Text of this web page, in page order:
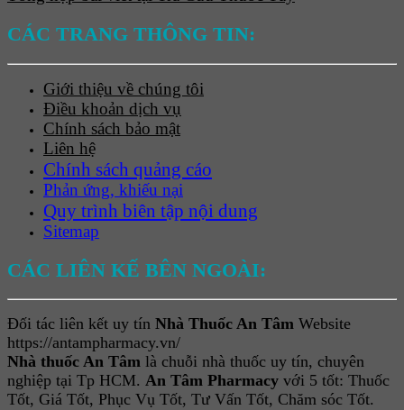
CÁC TRANG THÔNG TIN:
Giới thiệu về chúng tôi
Điều khoản dịch vụ
Chính sách bảo mật
Liên hệ
Chính sách quảng cáo
Phản ứng, khiếu nại
Quy trình biên tập nội dung
Sitemap
CÁC LIÊN KẾ BÊN NGOÀI:
Đối tác liên kết uy tín Nhà Thuốc An Tâm Website
https://antampharmacy.vn/
Nhà thuốc An Tâm là chuỗi nhà thuốc uy tín, chuyên
nghiệp tại Tp HCM. An Tâm Pharmacy với 5 tốt: Thuốc
Tốt, Giá Tốt, Phục Vụ Tốt, Tư Vấn Tốt, Chăm sóc Tốt.